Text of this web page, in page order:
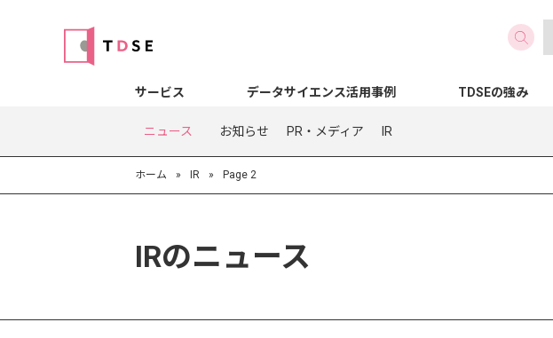
サービス データサイエンス活用事例 TDSEの強み
ニュース お知らせ PR・メディア IR
ホーム » IR » Page 2
IRのニュース